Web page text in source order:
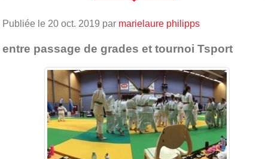
Publiée le 20 oct. 2019 par marielaure philipps
entre passage de grades et tournoi Tsport